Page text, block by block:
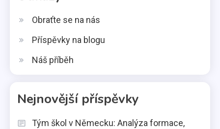
Obraťte se na nás
Příspěvky na blogu
Náš příběh
Nejnovější příspěvky
Tým škol v Německu: Analýza formace,